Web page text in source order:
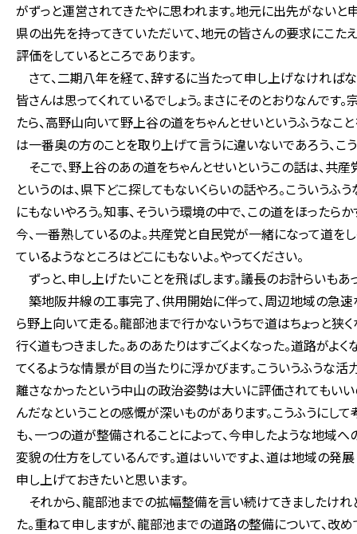
がずっと運営されてきたやに思われます。地元に出先がないと
県の出先を持ってきていただいて、地元の皆さんの要求にこた
評価をしているところであります。
さて、二期八年を経て、辞するに当たって申し上げなけれ
皆さんは思ってくれているでしょう。まさにそのとおりなんです
たら、高野山向いて野上谷の道をちゃんとせいというふうなこ
は一番奥の方のことを取り上げて言うに違いないであろう、こ
そこで、野上谷のあの道をちゃんとせいというこの話は、共
というのは、県下どこ探してもないくらいの話やろ。こういう
にもないやろう。知事、そういう環境の中で、この道をほったら
今、一番熟しているのよ。共産党と自民党が一緒になって道を
ているようなところはどこにもないよ。やってください。
ずっと、申し上げたいことを飛ばします。議長のお計らいもあ
築地阪井線の工事完了、供用開始に伴って、周辺地域の急
ら野上向いて走る。龍部池まで行かないうちで道はちょっと狭
行く道もつきました。あのあたりはすごくよくなった。道路が
てくるような情景が目の当たりに浮かびます。こういうふうな
離さなかったという中山の政治姿勢は大いに評価されてもい
んだなということの感慨が深いものがあります。こうふうにし
も、一つの道が整備されることによって、今申したような地域
変貌の仕方をしているんです。道はいいですよ、道は地域の発
申し上げておきたいと思います。
それから、龍部池までの拡幅整備を言い続けてきましたけ
た。重ねて申しますが、龍部池までの道路の整備について、改